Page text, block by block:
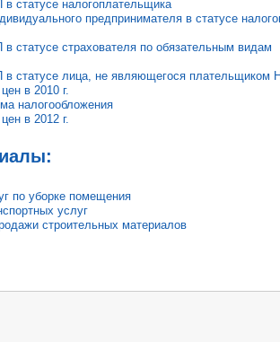
статусе налогоплательщика
предпринимателя в статусе
статусе страхователя по обязательным видам
в статусе лица, не являющегося плательщиком
в 2010 г.
налогообложения
в 2012 г.
по уборке помещения
услуг
строительных материалов